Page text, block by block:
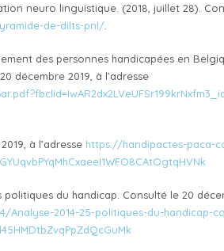
neuro linguistique. (2018, juillet 28).
de-dilts-pnl/
des personnes handicapées en
décembre 2019, à l’adresse
à l’adresse https://handipactes-paca-
politiques du handicap. Consulté le 20
2014-25-politiques-du-handicap-